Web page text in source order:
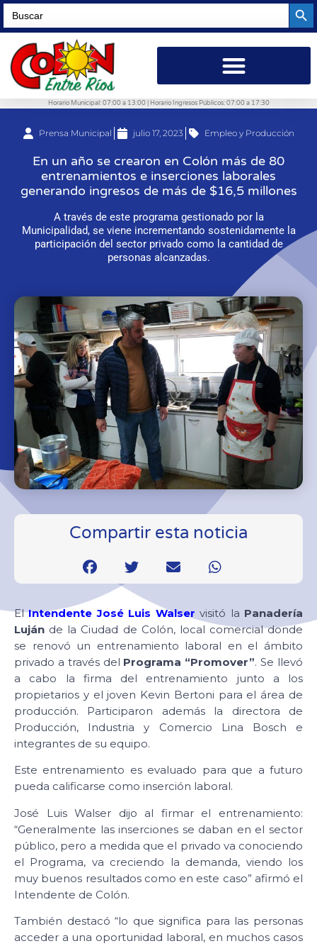
Search
for:
Horario Municipal: 07:00 a 13:00 | Horario Ingresos Públicos: 07:00 a 17:30
Prensa Municipal julio 17, 2023 Empleo y Producción
En un año se crearon en Colón más de 80
entrenamientos e inserciones laborales
generando ingresos de más de $16,5 millones
A través de este programa gestionado por la
Municipalidad, se viene incrementando sostenidamente la
participación del sector privado como la cantidad de
personas alcanzadas.
Compartir esta noticia
ElIntendente José Luis Walser visitó la Panadería
Luján de la Ciudad de Colón, local comercial donde
se renovó un entrenamiento laboral en el ámbito
privado a través del Programa “Promover”. Se llevó
a cabo la firma del entrenamiento junto a los
propietarios y el joven Kevin Bertoni para el área de
producción. Participaron además la directora de
Producción, Industria y Comercio Lina Bosch e
integrantes de su equipo.
Este entrenamiento es evaluado para que a futuro
pueda calificarse como inserción laboral.
José Luis Walser dijo al firmar el entrenamiento:
“Generalmente las inserciones se daban en el sector
público, pero a medida que el privado va conociendo
el Programa, va creciendo la demanda, viendo los
muy buenos resultados como en este caso” afirmó el
Intendente de Colón.
También destacó “lo que significa para las personas
acceder a una oportunidad laboral, en muchos casos